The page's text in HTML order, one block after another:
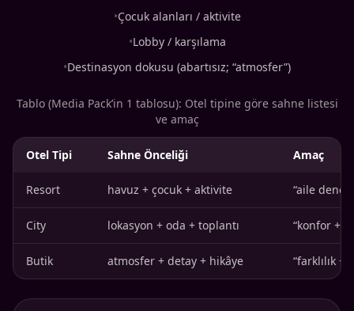
•Çocuk alanları / aktivite
•Lobby / karşılama
•Destinasyon dokusu (abartısız; “atmosfer”)
Tablo (Media Pack’in 1 tablosu): Otel tipine göre sahne listesi
ve amaç
Otel Tipi Sahne Önceliği Amaç
Resort havuz + çocuk + aktivite “aile
City lokasyon + oda + toplantı “konfor +
Butik atmosfer + detay + hikâye “farklılık +